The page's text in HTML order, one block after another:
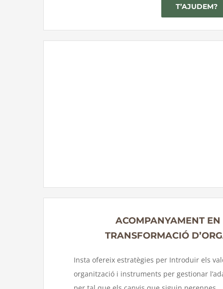
T’AJUDEM?
ACOMPANYAMENT EN
TRANSFORMACIÓ
Insta ofereix estratègies per Introduir els
organització i instruments per gestionar